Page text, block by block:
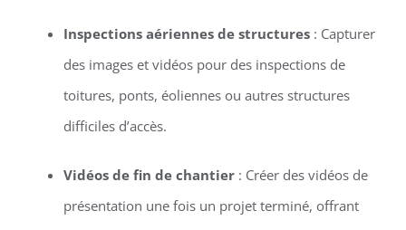
Inspections aériennes de structures: Capturer
des images et vidéos pour des inspections de
toitures, ponts, éoliennes ou autres structures
difficiles d’accès.
Vidéos de fin de chantier: Créer des vidéos de
présentation une fois un projet terminé, offrant